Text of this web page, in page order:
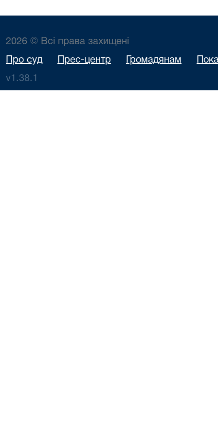
2026 © Всі права захищені
Про суд Прес-центр Громадянам
v1.38.1